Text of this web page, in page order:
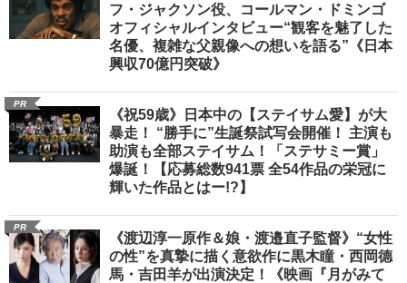
フ・ジャクソン役、コールマン・ドミンゴ
オフィシャルインタビュー“観客を魅了した
名優、複雑な父親像への想いを語る”《日本
興収70億円突破》
PR
《祝59歳》日本中の【ステイサム愛】が大
暴走！ “勝手に”生誕祭試写会開催！ 主演も
助演も全部ステイサム！「ステサミー賞」
爆誕！【応募総数941票 全54作品の栄冠に
輝いた作品とはー!?】
PR
《渡辺淳一原作＆娘・渡邉直子監督》“女性
の性”を真摯に描く意欲作に黒木瞳・西岡德
馬・吉田羊が出演決定！《映画『月がみて